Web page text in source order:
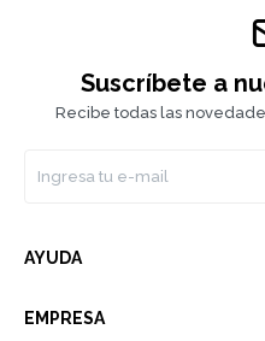
Suscríbete a
Recibe todas las
AYUDA
EMPRESA